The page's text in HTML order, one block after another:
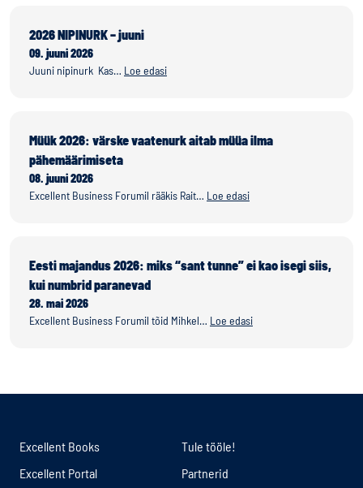
2026 NIPINURK – juuni
09. juuni 2026
Juuni nipinurk Kas… Loe edasi
Müük 2026: värske vaatenurk aitab müüa ilma
pähemäärimiseta
08. juuni 2026
Excellent Business Forumil rääkis Rait… Loe edasi
Eesti majandus 2026: miks “sant tunne” ei kao isegi siis,
kui numbrid paranevad
28. mai 2026
Excellent Business Forumil tõid Mihkel… Loe edasi
Excellent Books
Excellent Portal
Tule tööle!
Partnerid